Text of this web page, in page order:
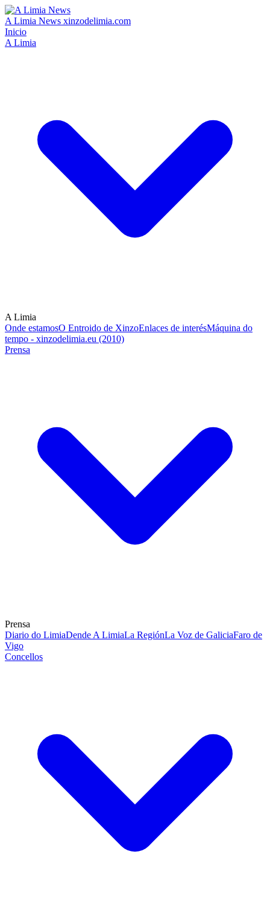
A Limia News xinzodelimia.com
Inicio
A Limia
A Limia
Onde estamosO Entroido de XinzoEnlaces de interésMáquina do
tempo - xinzodelimia.eu (2010)
Prensa
Prensa
Diario do LimiaDende A LimiaLa RegiónLa Voz de GaliciaFaro de
Vigo
Concellos